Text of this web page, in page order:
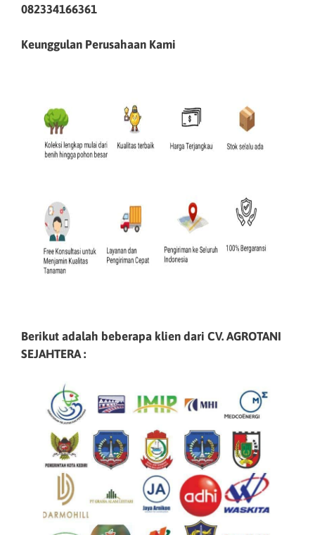
082334166361
Keunggulan Perusahaan Kami
Berikut adalah beberapa klien dari CV. AGROTANI
SEJAHTERA :